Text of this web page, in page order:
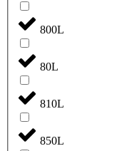
800L
80L
810L
850L